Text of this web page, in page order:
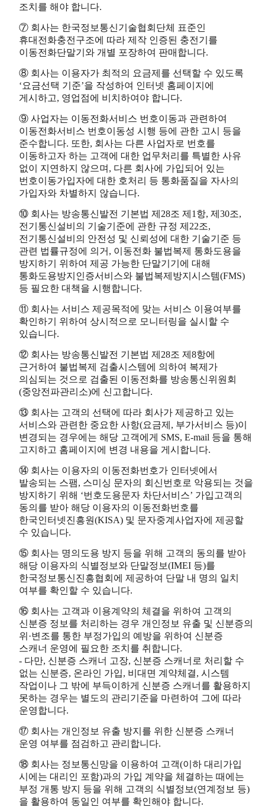
조치를 해야 합니다.
⑦ 회사는 한국정보통신기술협회단체 표준인
휴대전화충전구조에 따라 제작 인증된 충전기를
이동전화단말기와 개별 포장하여 판매합니다.
⑧ 회사는 이용자가 최적의 요금제를 선택할 수 있도록
‘요금선택 기준’을 작성하여 인터넷 홈페이지에
게시하고, 영업점에 비치하여야 합니다.
⑨ 사업자는 이동전화서비스 번호이동과 관련하여
이동전화서비스 번호이동성 시행 등에 관한 고시 등을
준수합니다. 또한, 회사는 다른 사업자로 번호를
이동하고자 하는 고객에 대한 업무처리를 특별한 사유
없이 지연하지 않으며, 다른 회사에 가입되어 있는
번호이동가입자에 대한 호처리 등 통화품질을 자사의
가입자와 차별하지 않습니다.
⑩ 회사는 방송통신발전 기본법 제28조 제1항, 제30조,
전기통신설비의 기술기준에 관한 규정 제22조,
전기통신설비의 안전성 및 신뢰성에 대한 기술기준 등
관련 법률규정에 의거, 이동전화 불법복제 통화도용을
방지하기 위하여 제공 가능한 단말기기에 대해
통화도용방지인증서비스와 불법복제방지시스템(FMS)
등 필요한 대책을 시행합니다.
⑪ 회사는 서비스 제공목적에 맞는 서비스 이용여부를
확인하기 위하여 상시적으로 모니터링을 실시할 수
있습니다.
⑫ 회사는 방송통신발전 기본법 제28조 제8항에
근거하여 불법복제 검출시스템에 의하여 복제가
의심되는 것으로 검출된 이동전화를 방송통신위원회
(중앙전파관리소)에 신고합니다.
⑬ 회사는 고객의 선택에 따라 회사가 제공하고 있는
서비스와 관련한 중요한 사항(요금제, 부가서비스 등)이
변경되는 경우에는 해당 고객에게 SMS, E-mail 등을 통해
고지하고 홈페이지에 변경 내용을 게시합니다.
⑭ 회사는 이용자의 이동전화번호가 인터넷에서
발송되는 스팸, 스미싱 문자의 회신번호로 악용되는 것을
방지하기 위해 ‘번호도용문자 차단서비스’ 가입고객의
동의를 받아 해당 이용자의 이동전화번호를
한국인터넷진흥원(KISA) 및 문자중계사업자에 제공할
수 있습니다.
⑮ 회사는 명의도용 방지 등을 위해 고객의 동의를 받아
해당 이용자의 식별정보와 단말정보(IMEI 등)를
한국정보통신진흥협회에 제공하여 단말 내 명의 일치
여부를 확인할 수 있습니다.
⑯ 회사는 고객과 이용계약의 체결을 위하여 고객의
신분증 정보를 처리하는 경우 개인정보 유출 및 신분증의
위·변조를 통한 부정가입의 예방을 위하여 신분증
스캐너 운영에 필요한 조치를 취합니다.
- 다만, 신분증 스캐너 고장, 신분증 스캐너로 처리할 수
없는 신분증, 온라인 가입, 비대면 계약체결, 시스템
작업이나 그 밖에 부득이하게 신분증 스캐너를 활용하지
못하는 경우는 별도의 관리기준을 마련하여 그에 따라
운영합니다.
⑰ 회사는 개인정보 유출 방지를 위한 신분증 스캐너
운영 여부를 점검하고 관리합니다.
⑱ 회사는 정보통신망을 이용하여 고객(이하 대리가입
시에는 대리인 포함)과의 가입 계약을 체결하는 때에는
부정 개통 방지 등을 위해 고객의 식별정보(연계정보 등)
을 활용하여 동일인 여부를 확인해야 합니다.